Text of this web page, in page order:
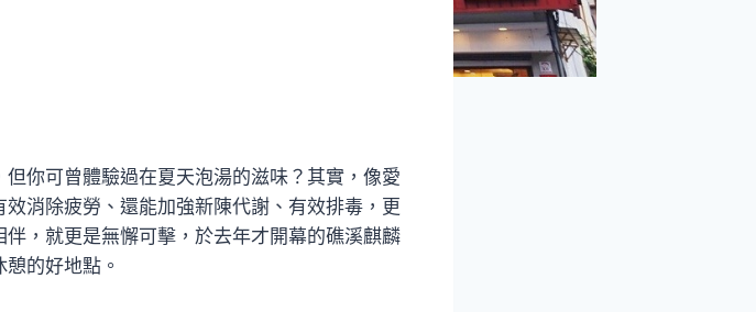
你可曾體驗過在夏天泡湯的滋味？其實，像愛
消除疲勞、還能加強新陳代謝、有效排毒，更
，就更是無懈可擊，於去年才開幕的礁溪麒麟
的好地點。